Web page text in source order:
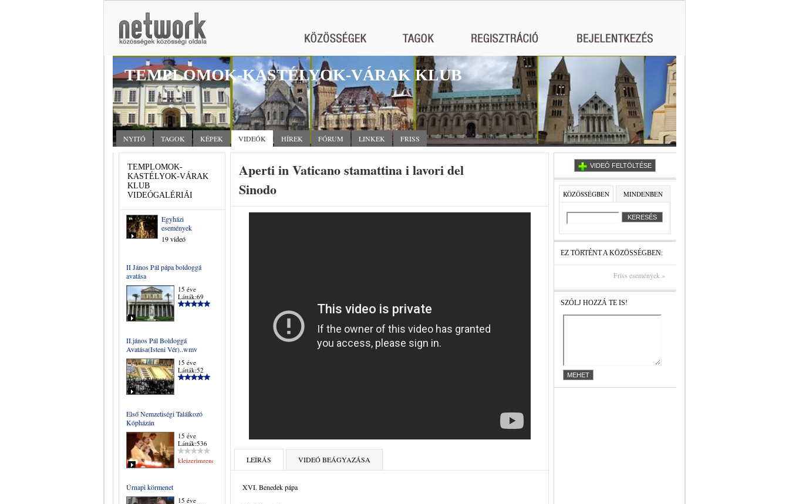
TEMPLOMOK-KASTÉLYOK-VÁRAK KLUB
NYITÓ TAGOK KÉPEK VIDEÓK HÍREK FÓRUM LINKEK FRISS
TEMPLOMOK-
KASTÉLYOK-VÁRAK
KLUB
VIDEÓGALÉRIÁI
Egyházi
események
19 videó
II János Pál pápa boldoggá
avatása
15 éve
Látták:69
II.jános Pál Boldoggá
Avatása(Isteni Vér)..wmv
15 éve
Látták:52
Első Nemzetiségi Találkozó
Kópházán
15 éve
Látták:536
kleizerimrene
Úrnapi körmenet
15 éve
Aperti in Vaticano stamattina i lavori del
Sinodo
LEÍRÁS VIDEÓ BEÁGYAZÁSA
XVI. Benedek pápa
VIDEÓ FELTÖLTÉSE
KÖZÖSSÉGBEN MINDENBEN
EZ TÖRTÉNT A KÖZÖSSÉGBEN:
Friss események »
SZÓLJ HOZZÁ TE IS!